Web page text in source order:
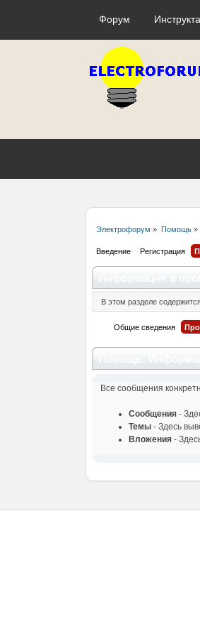
Форум
Электрофорум » Помощь»
Введение Регистрация
В этом разделе
Общие сведения
Все сообщения
Сообщения -
Темы - Здесь
Вложения -